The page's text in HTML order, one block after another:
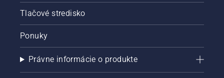
Tlačové stredisko
Ponuky
Právne informácie o produkte